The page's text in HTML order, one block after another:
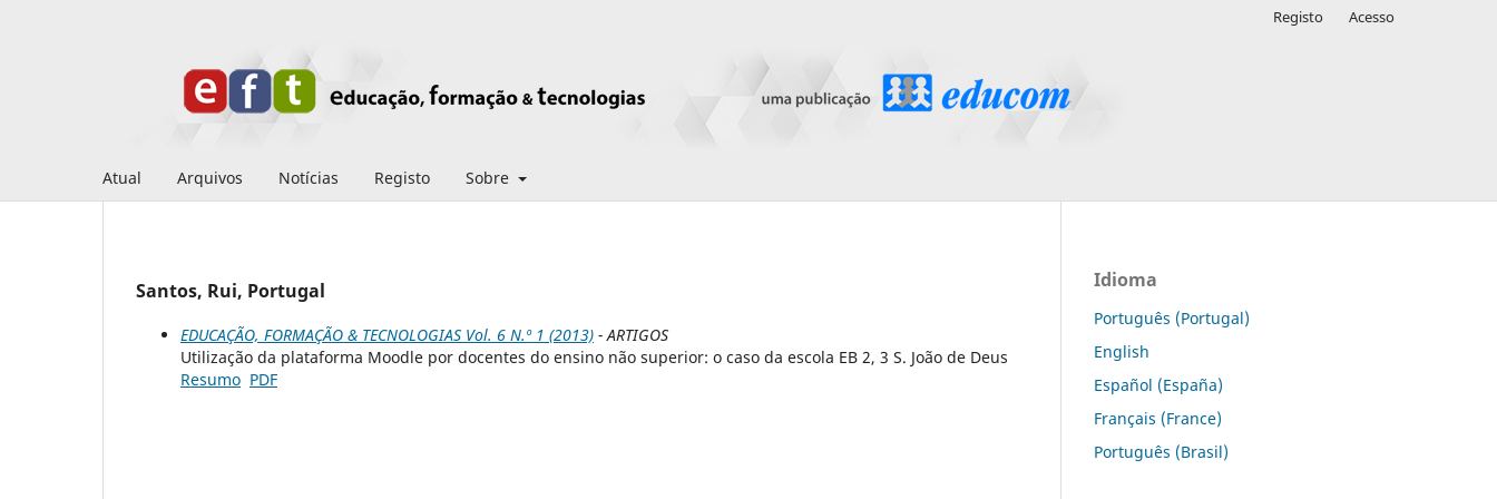
Atual Arquivos Notícias Registo Sobre
Registo Acesso
Santos, Rui, Portugal
EDUCAÇÃO, FORMAÇÃO & TECNOLOGIAS Vol. 6 N.º 1 (2013) - ARTIGOS
Utilização da plataforma Moodle por docentes do ensino não superior: o caso da escola EB 2, 3 S. João de Deus
Resumo PDF
Idioma
Português (Portugal)
English
Español (España)
Français (France)
Português (Brasil)